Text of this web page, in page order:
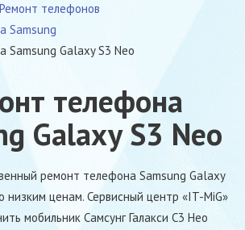
Ремонт телефонов
Samsung
Samsung Galaxy S3 Neo
телефона
Galaxy S3 Neo
ремонт телефона Samsung Galaxy
низким ценам. Сервисный центр «IT-MiG»
мобильник Самсунг Галакси С3 Нео